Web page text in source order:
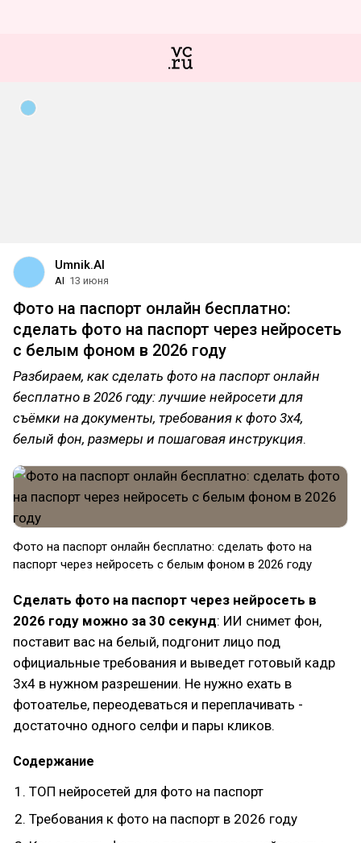
Umnik.AI
AI 13 июня
Фото на паспорт онлайн бесплатно:
сделать фото на паспорт через нейросеть
с белым фоном в 2026 году
Разбираем, как сделать фото на паспорт онлайн
бесплатно в 2026 году: лучшие нейросети для
съёмки на документы, требования к фото 3х4,
белый фон, размеры и пошаговая инструкция.
Фото на паспорт онлайн бесплатно: сделать фото на
паспорт через нейросеть с белым фоном в 2026 году
Сделать фото на паспорт через нейросеть в
2026 году можно за 30 секунд: ИИ снимет фон,
поставит вас на белый, подгонит лицо под
официальные требования и выведет готовый кадр
3х4 в нужном разрешении. Не нужно ехать в
фотоателье, переодеваться и переплачивать -
достаточно одного селфи и пары кликов.
Содержание
ТОП нейросетей для фото на паспорт
Требования к фото на паспорт в 2026 году